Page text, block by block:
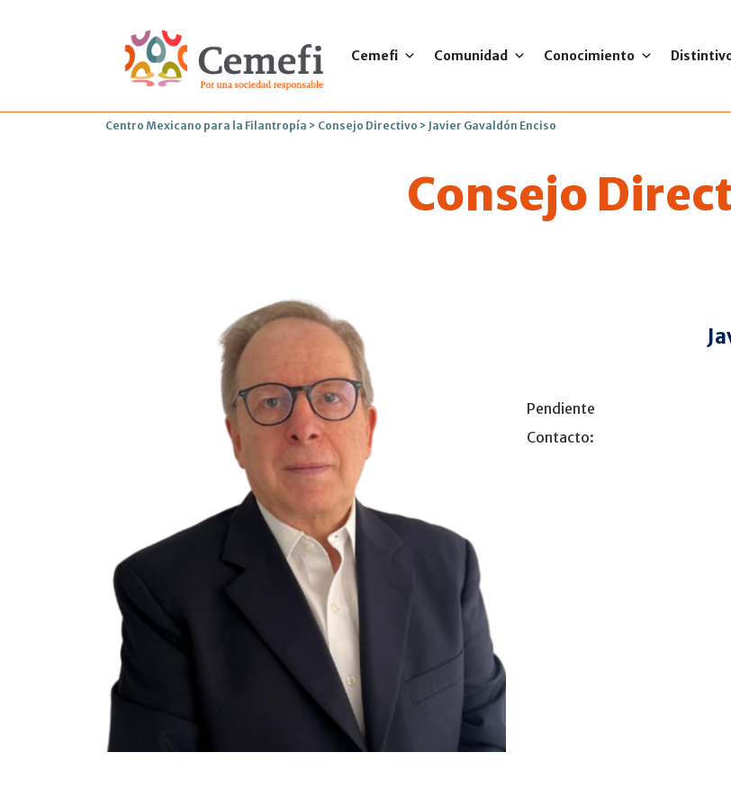
Cemefi Comunidad Conocimiento
Centro Mexicano para la Filantropía > Consejo Directivo > Javier Gavaldón Enciso
Consejo
Pendiente
Contacto: